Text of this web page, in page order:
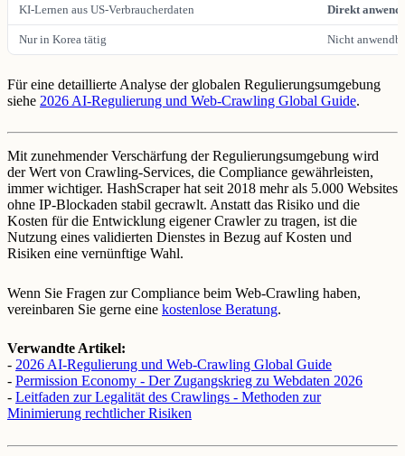
KI-Lernen aus US-Verbraucherdaten Direkt
Nur in Korea tätig Nicht
Für eine detaillierte Analyse der globalen Regulierungsumgebung
siehe 2026 AI-Regulierung und Web-Crawling Global Guide.
Mit zunehmender Verschärfung der Regulierungsumgebung wird
der Wert von Crawling-Services, die Compliance gewährleisten,
immer wichtiger. HashScraper hat seit 2018 mehr als 5.000 Websites
ohne IP-Blockaden stabil gecrawlt. Anstatt das Risiko und die
Kosten für die Entwicklung eigener Crawler zu tragen, ist die
Nutzung eines validierten Dienstes in Bezug auf Kosten und
Risiken eine vernünftige Wahl.
Wenn Sie Fragen zur Compliance beim Web-Crawling haben,
vereinbaren Sie gerne eine kostenlose Beratung.
Verwandte Artikel:
- 2026 AI-Regulierung und Web-Crawling Global Guide
- Permission Economy - Der Zugangskrieg zu Webdaten 2026
- Leitfaden zur Legalität des Crawlings - Methoden zur
Minimierung rechtlicher Risiken